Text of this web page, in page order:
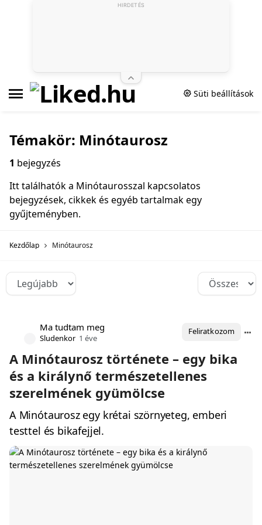
Süti beállítások
Témakör: Minótaurosz
1 bejegyzés
Itt találhatók a Minótaurosszal kapcsolatos
bejegyzések, cikkek és egyéb tartalmak egy
gyűjteményben.
Kezdőlap Minótaurosz
Ma tudtam meg
Sludenkor 1 éve
Feliratkozom
A Minótaurosz története – egy bika
és a királynő természetellenes
szerelmének gyümölcse
A Minótaurosz egy krétai szörnyeteg, emberi
testtel és bikafejjel.
HIRDETÉS